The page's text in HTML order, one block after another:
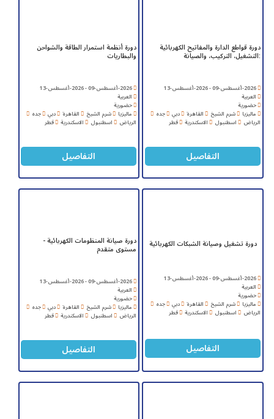
دورة قواطع الدارة والمفاتيح الكهربائية
:التشغيل، التركيب، والصيانة
2026-أغسطس-09 - 2026-أغسطس-13
العربية
حضورية
ماليزيا شرم الشيخ القاهرة دبي جده
الرياض اسطنبول الاسكندرية قطر
التفاصيل
دورة أنظمة استمرار الطاقة والشواحن
والبطاريات
2026-أغسطس-09 - 2026-أغسطس-13
العربية
حضورية
ماليزيا شرم الشيخ القاهرة دبي جده
الرياض اسطنبول الاسكندرية قطر
التفاصيل
دورة تشغيل وصيانة الشبكات الكهربائية
2026-أغسطس-09 - 2026-أغسطس-13
العربية
حضورية
ماليزيا شرم الشيخ القاهرة دبي جده
الرياض اسطنبول الاسكندرية قطر
التفاصيل
دورة صيانة المنظومات الكهربائية -
مستوى متقدم
2026-أغسطس-09 - 2026-أغسطس-13
العربية
حضورية
ماليزيا شرم الشيخ القاهرة دبي جده
الرياض اسطنبول الاسكندرية قطر
التفاصيل